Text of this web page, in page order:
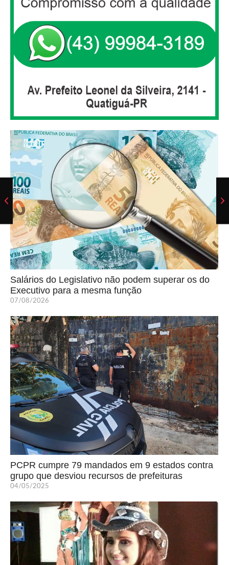
Salários do Legislativo não podem superar os do
Executivo para a mesma função
07/08/2026
PCPR cumpre 79 mandados em 9 estados contra
grupo que desviou recursos de prefeituras
04/05/2025